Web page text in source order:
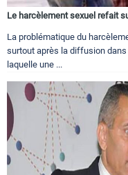
Le harcèlement sexuel refait
La problématique du
surtout après la diffusion dans
laquelle une ...